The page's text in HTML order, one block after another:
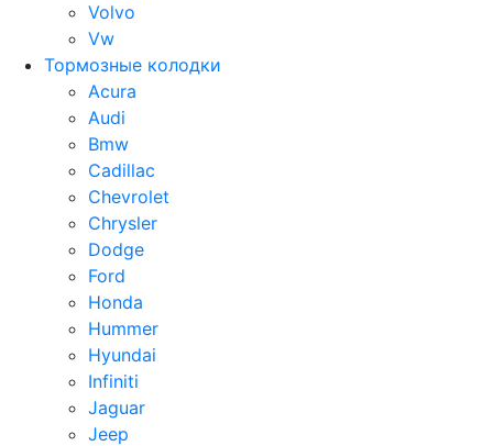
Volvo
Vw
Тормозные колодки
Acura
Audi
Bmw
Cadillac
Chevrolet
Chrysler
Dodge
Ford
Honda
Hummer
Hyundai
Infiniti
Jaguar
Jeep